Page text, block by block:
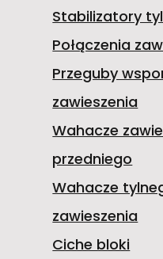
Stabilizatory
Połączenia
Przeguby
zawieszenia
Wahacze
przedniego
Wahacze
zawieszenia
Ciche bloki